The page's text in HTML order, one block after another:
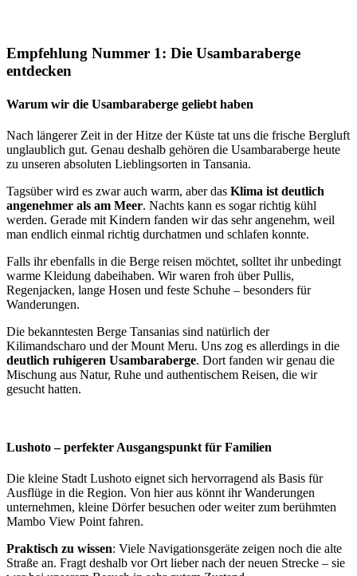
Empfehlung Nummer 1: Die Usambaraberge
entdecken
Warum wir die Usambaraberge geliebt haben
Nach längerer Zeit in der Hitze der Küste tat uns die frische Bergluft
unglaublich gut. Genau deshalb gehören die Usambaraberge heute
zu unseren absoluten Lieblingsorten in Tansania.
Tagsüber wird es zwar auch warm, aber das Klima ist deutlich
angenehmer als am Meer. Nachts kann es sogar richtig kühl
werden. Gerade mit Kindern fanden wir das sehr angenehm, weil
man endlich einmal richtig durchatmen und schlafen konnte.
Falls ihr ebenfalls in die Berge reisen möchtet, solltet ihr unbedingt
warme Kleidung dabeihaben. Wir waren froh über Pullis,
Regenjacken, lange Hosen und feste Schuhe – besonders für
Wanderungen.
Die bekanntesten Berge Tansanias sind natürlich der
Kilimandscharo und der Mount Meru. Uns zog es allerdings in die
deutlich ruhigeren Usambaraberge. Dort fanden wir genau die
Mischung aus Natur, Ruhe und authentischem Reisen, die wir
gesucht hatten.
Lushoto– perfekter Ausgangspunkt für Familien
Die kleine Stadt Lushoto eignet sich hervorragend als Basis für
Ausflüge in die Region. Von hier aus könnt ihr Wanderungen
unternehmen, kleine Dörfer besuchen oder weiter zum berühmten
Mambo View Point fahren.
Praktisch zu wissen: Viele Navigationsgeräte zeigen noch die alte
Straße an. Fragt deshalb vor Ort lieber nach der neuen Strecke – sie